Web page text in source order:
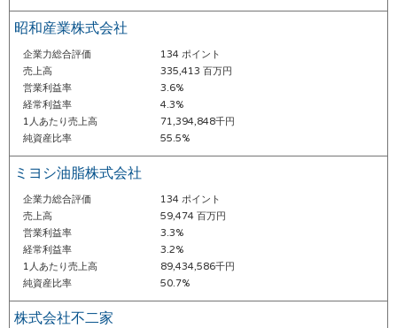
昭和産業株式会社
企業力総合評価
134 ポイント
売上高
335,413 百万円
営業利益率
3.6%
経常利益率
4.3%
1人あたり売上高
71,394,848千円
純資産比率
55.5%
ミヨシ油脂株式会社
企業力総合評価
134 ポイント
売上高
59,474 百万円
営業利益率
3.3%
経常利益率
3.2%
1人あたり売上高
89,434,586千円
純資産比率
50.7%
株式会社不二家